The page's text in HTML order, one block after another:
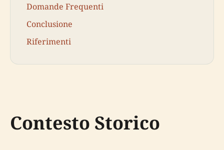
Domande Frequenti
Conclusione
Riferimenti
Contesto Storico